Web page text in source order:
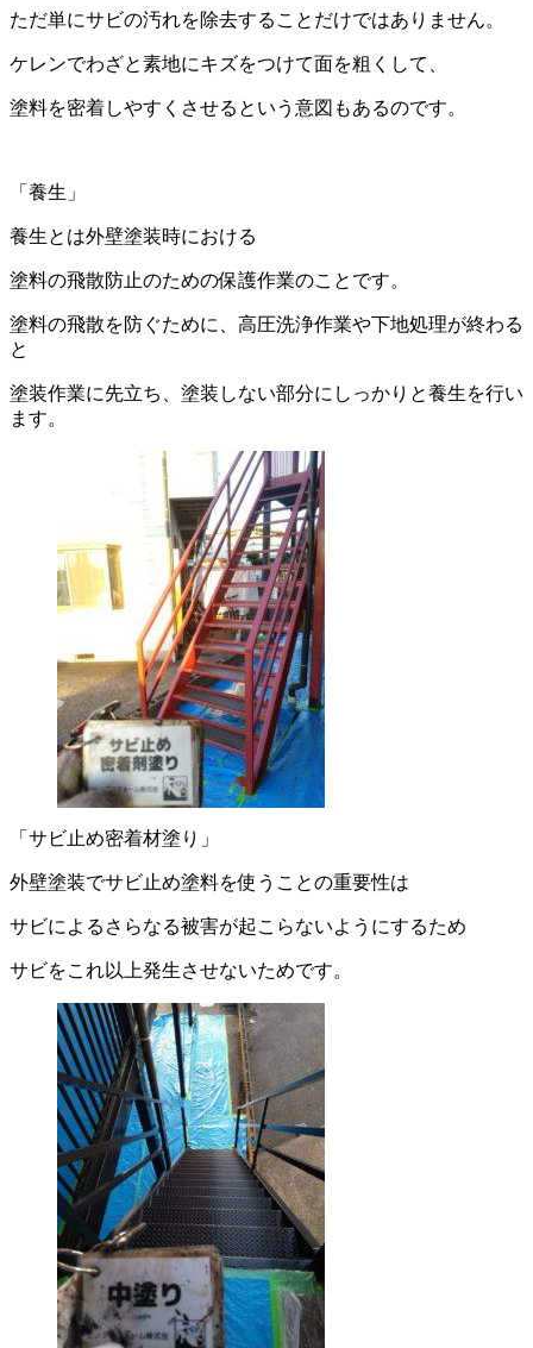
ただ単にサビの汚れを除去することだけではありません。
ケレンでわざと素地にキズをつけて面を粗くして、
塗料を密着しやすくさせるという意図もあるのです。
「養生」
養生とは外壁塗装時における
塗料の飛散防止のための保護作業のことです。
塗料の飛散を防ぐために、高圧洗浄作業や下地処理が終わる
と
塗装作業に先立ち、塗装しない部分にしっかりと養生を行い
ます。
「サビ止め密着材塗り」
外壁塗装でサビ止め塗料を使うことの重要性は
サビによるさらなる被害が起こらないようにするため
サビをこれ以上発生させないためです。